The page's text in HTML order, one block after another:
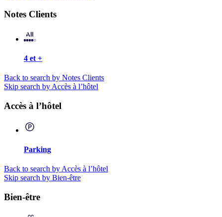
Notes Clients
4 et +
Back to search by Notes Clients
Skip search by Accès à l’hôtel
Accès à l’hôtel
Parking
Back to search by Accès à l’hôtel
Skip search by Bien-être
Bien-être